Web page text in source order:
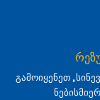
გამოიყენეთ